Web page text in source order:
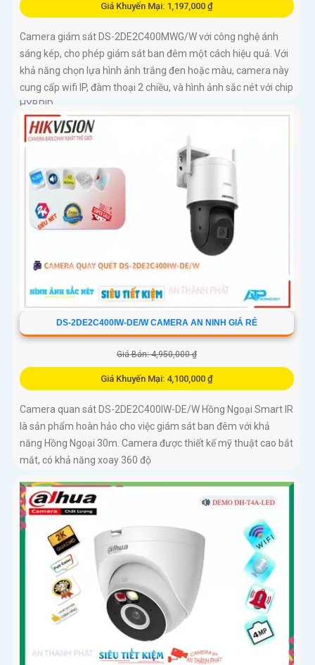
Giá Khuyến Mại: 1,197,000 ₫
Camera giám sát DS-2DE2C400MWG/W với công nghệ ánh
sáng kép, cho phép giám sát ban đêm một cách hiệu quả. Với
khả năng chọn lựa hình ảnh trắng đen hoặc màu, camera này
cung cấp wifi IP, đàm thoại 2 chiều, và hình ảnh sắc nét với chip
HYBRID
DS-2DE2C400IW-DE/W CAMERA AN NINH GIÁ RẺ
Giá Bán: 4,950,000 ₫
Giá Khuyến Mại: 4,100,000 ₫
Camera quan sát DS-2DE2C400IW-DE/W Hồng Ngoại Smart IR
là sản phẩm hoàn hảo cho việc giám sát ban đêm với khả
năng Hồng Ngoại 30m. Camera được thiết kế mỹ thuật cao bắt
mắt, có khả năng xoay 360 độ